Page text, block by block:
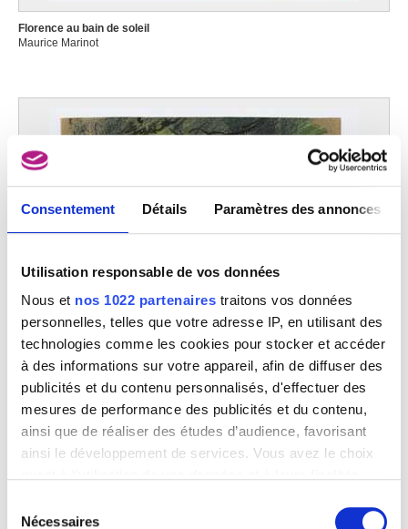
Consentement Détails Paramètres des annonces
Utilisation responsable de vos données
Nous et nos 1022 partenaires traitons vos données
personnelles, telles que votre adresse IP, en utilisant des
technologies comme les cookies pour stocker et accéder
à des informations sur votre appareil, afin de diffuser des
publicités et du contenu personnalisés, d'effectuer des
mesures de performance des publicités et du contenu,
ainsi que de réaliser des études d’audience, favorisant
ainsi le développement de services. Vous avez le choix
tout moment en consultant la Déclaration relative aux
Nécessaires
Florence au bain de soleil
Maurice Marinot
Florence au jardin